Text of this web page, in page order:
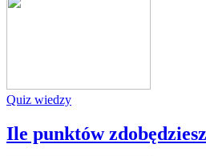
Quiz wiedzy
Ile punktów